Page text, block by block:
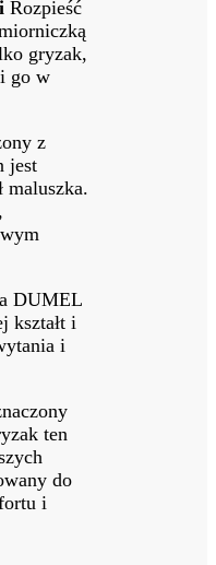
Rozpieść
gryzak,
go w
z
jest
maluszka.
DUMEL
kształt i
i
ten
do
i